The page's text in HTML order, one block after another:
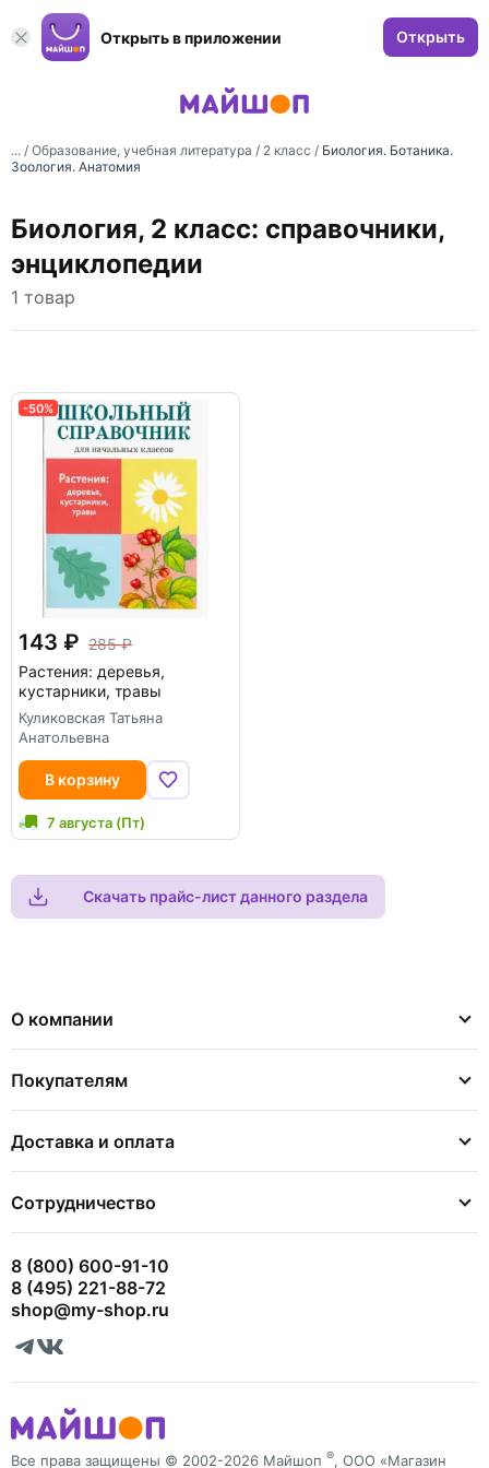
Открыть в приложении Открыть
... / Образование, учебная литература / 2 класс / Биология. Ботаника.
Зоология. Анатомия
Биология, 2 класс: справочники,
энциклопедии
1 товар
-50%
143
285
Растения: деревья,
кустарники, травы
Куликовская Татьяна
Анатольевна
В корзину
7 августа (Пт)
Скачать прайс-лист данного раздела
О компании
Покупателям
Доставка и оплата
Сотрудничество
8 (800) 600-91-10
8 (495) 221-88-72
shop@my-shop.ru
Все права защищены © 2002-2026 Майшоп ®, ООО «Магазин